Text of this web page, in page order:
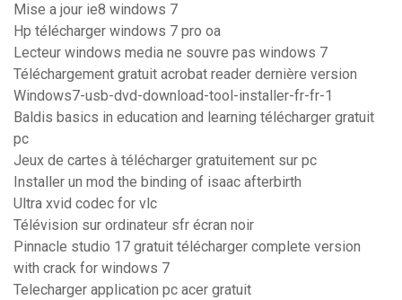
Mise a jour ie8 windows 7
Hp télécharger windows 7 pro oa
Lecteur windows media ne souvre pas windows 7
Téléchargement gratuit acrobat reader dernière version
Windows7-usb-dvd-download-tool-installer-fr-fr-1
Baldis basics in education and learning télécharger gratuit
pc
Jeux de cartes à télécharger gratuitement sur pc
Installer un mod the binding of isaac afterbirth
Ultra xvid codec for vlc
Télévision sur ordinateur sfr écran noir
Pinnacle studio 17 gratuit télécharger complete version
with crack for windows 7
Telecharger application pc acer gratuit